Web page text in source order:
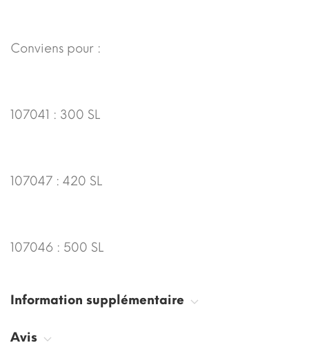
Conviens pour :
107041 : 300 SL
107047 : 420 SL
107046 : 500 SL
Information supplémentaire
Avis